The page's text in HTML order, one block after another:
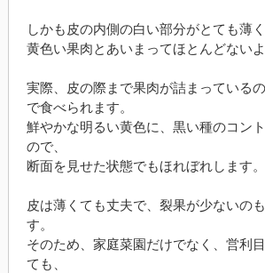
しかも皮の内側の白い部分がとても薄く
黄色い果肉とあいまってほとんどないよ
実際、皮の際まで果肉が詰まっている
で食べられます。
鮮やかな明るい黄色に、黒い種のコン
ので、
断面を見せた状態でもほれぼれします。
皮は薄くても丈夫で、裂果が少ないの
す。
そのため、家庭菜園だけでなく、営利
ても、